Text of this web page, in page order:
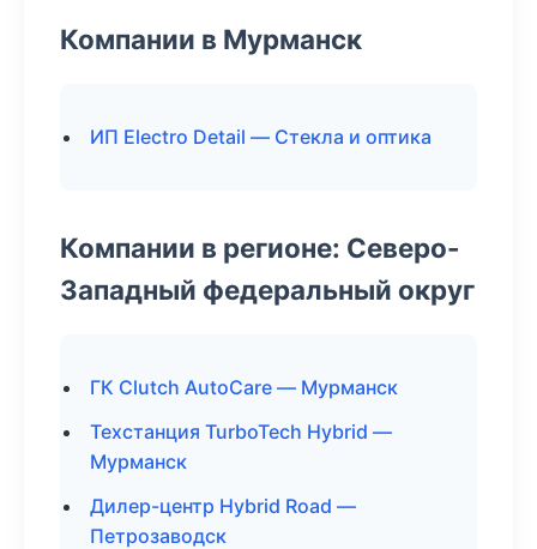
Компании в Мурманск
ИП Electro Detail — Стекла и оптика
Компании в регионе: Северо-
Западный федеральный округ
ГК Clutch AutoCare — Мурманск
Техстанция TurboTech Hybrid —
Мурманск
Дилер-центр Hybrid Road —
Петрозаводск